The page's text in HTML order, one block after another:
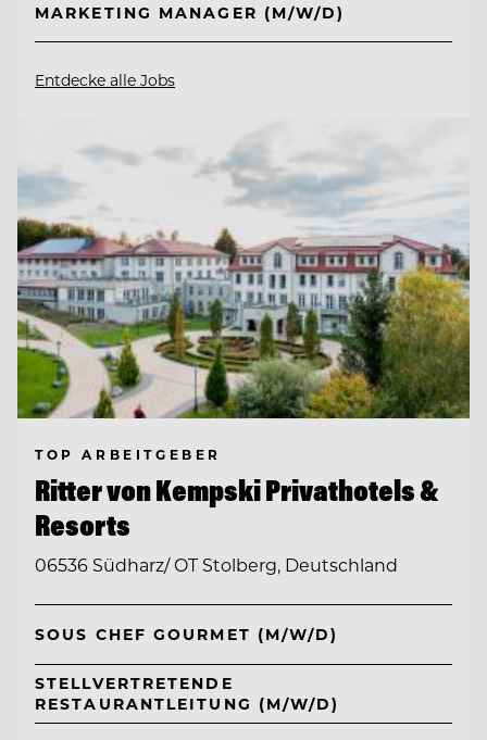
MARKETING MANAGER (M/W/D)
Entdecke alle Jobs
TOP ARBEITGEBER
Ritter von Kempski Privathotels &
Resorts
06536 Südharz/ OT Stolberg, Deutschland
SOUS CHEF GOURMET (M/W/D)
STELLVERTRETENDE
RESTAURANTLEITUNG (M/W/D)